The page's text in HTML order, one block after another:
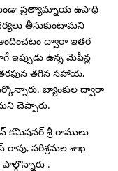
ప్రత్యామ్నాయ ఉపాధి
తీసుకుంటామని
అందించటం ద్వారా ఇతర
ఉన్న మెషీన్ల
తగిన సహాయ,
బ్యాంకుల ద్వారా
చెప్పారు.
శ్రీ రాములు
పరిశ్రమల శాఖ
పాల్గొన్నారు .